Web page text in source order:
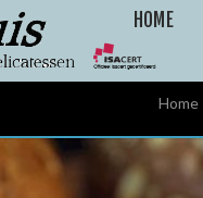
HOME
Home